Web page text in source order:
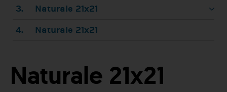
3.
Naturale 21x21
4.
Naturale 21x21
Naturale 21x21